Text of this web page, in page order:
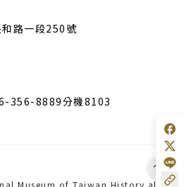
路一段250號
356-8889分機8103
NMTH100/
Museum of Taiwan History all